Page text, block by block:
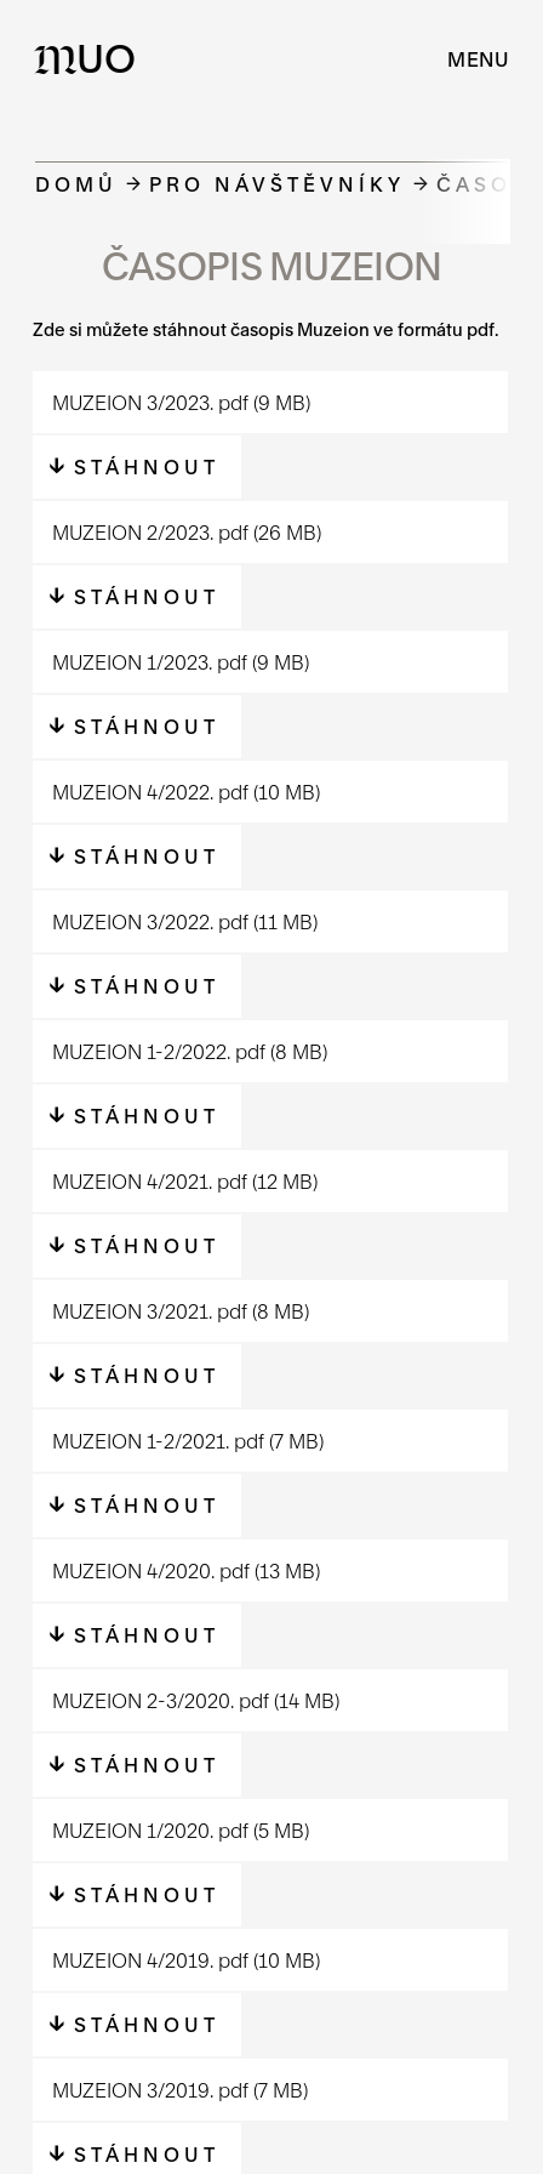
MUO MENU
DOMŮ PRO NÁVŠTĚVNÍKY
ČASOPIS MUZEION
Zde si můžete stáhnout časopis Muzeion ve formátu pdf.
MUZEION 3/2023. pdf (9 MB)
STÁHNOUT
MUZEION 2/2023. pdf (26 MB)
STÁHNOUT
MUZEION 1/2023. pdf (9 MB)
STÁHNOUT
MUZEION 4/2022. pdf (10 MB)
STÁHNOUT
MUZEION 3/2022. pdf (11 MB)
STÁHNOUT
MUZEION 1-2/2022. pdf (8 MB)
STÁHNOUT
MUZEION 4/2021. pdf (12 MB)
STÁHNOUT
MUZEION 3/2021. pdf (8 MB)
STÁHNOUT
MUZEION 1-2/2021. pdf (7 MB)
STÁHNOUT
MUZEION 4/2020. pdf (13 MB)
STÁHNOUT
MUZEION 2-3/2020. pdf (14 MB)
STÁHNOUT
MUZEION 1/2020. pdf (5 MB)
STÁHNOUT
MUZEION 4/2019. pdf (10 MB)
STÁHNOUT
MUZEION 3/2019. pdf (7 MB)
STÁHNOUT